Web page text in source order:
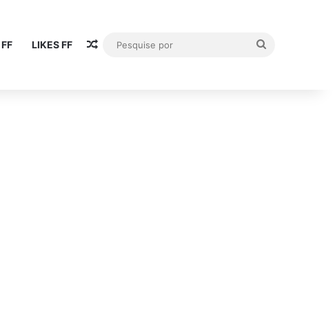
LIKES FF Artigo aleatório